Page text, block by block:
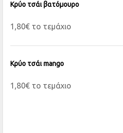
Κρύο τσάι βατόμουρο
1,80€ το τεμάχιο
Κρύο τσάι mango
1,80€ το τεμάχιο